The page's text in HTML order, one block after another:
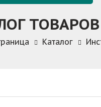
ТОВАРОВ
Каталог